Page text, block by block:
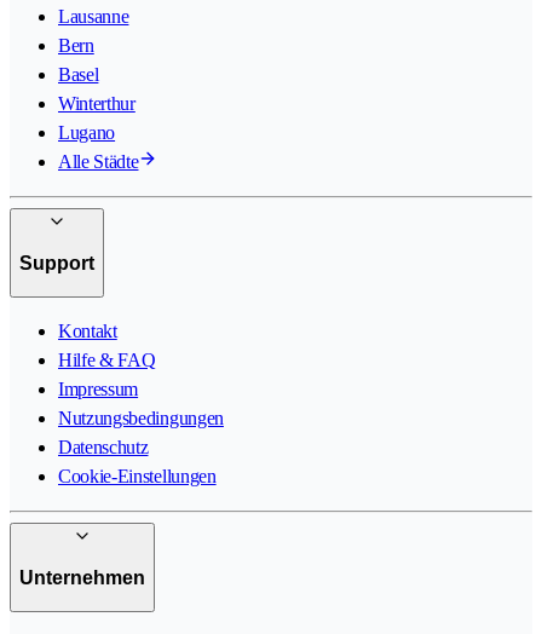
Lausanne
Bern
Basel
Winterthur
Lugano
Alle Städte
Support
Kontakt
Hilfe & FAQ
Impressum
Nutzungsbedingungen
Datenschutz
Cookie-Einstellungen
Unternehmen